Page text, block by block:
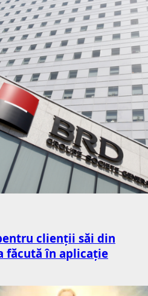
clienții săi din
făcută în aplicație